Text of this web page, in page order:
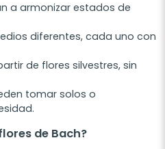
a armonizar estados de
diferentes, cada uno con
de flores silvestres, sin
tomar solos o
de Bach?